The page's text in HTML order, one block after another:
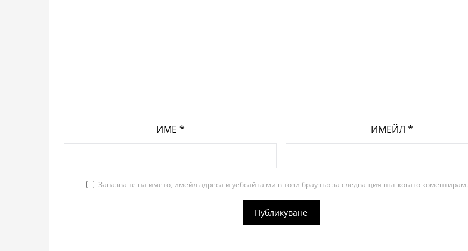
ИМЕ * ИМЕЙЛ *
Запазване на името, имейл адреса и уебсайта ми в този браузър за следващия път когато коментирам.